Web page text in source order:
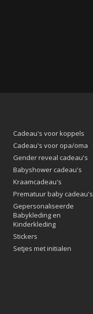
Cadeau's voor koppels
Cadeau's voor opa/oma
Gender reveal cadeau's
Babyshower cadeau's
Kraamcadeau's
Prematuur baby cadeau's
Gepersonaliseerde
Babykleding en
Kinderkleding
Stickers
Setjes met initialen